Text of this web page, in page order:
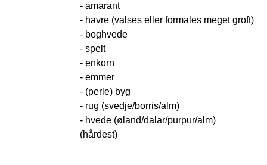
- amarant
- havre (valses eller formales meget groft)
- boghvede
- spelt
- enkorn
- emmer
- (perle) byg
- rug (svedje/borris/alm)
- hvede (øland/dalar/purpur/alm)
(hårdest)